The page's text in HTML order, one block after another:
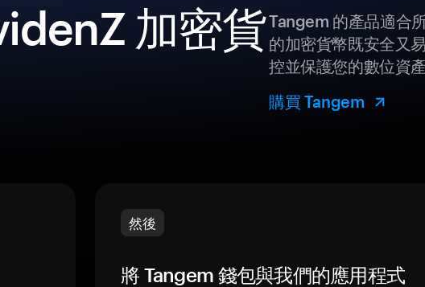
加密貨Tangem 的產品適合
的加密貨幣既安全又
控並保護您的數位資產
購買 Tangem
然後
將 Tangem 錢包與我們的應用程式